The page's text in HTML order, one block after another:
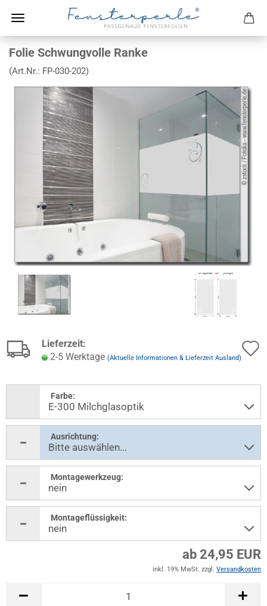
Folie Schwungvolle Ranke
(Art.Nr.: FP-030-202)
Lieferzeit:
2-5 Werktage (Aktuelle Informationen & Lieferzeit Ausland)
Farbe:
Ausrichtung:
Montagewerkzeug:
Montageflüssigkeit:
ab 24,95 EUR
inkl. 19% MwSt. zzgl. Versandkosten